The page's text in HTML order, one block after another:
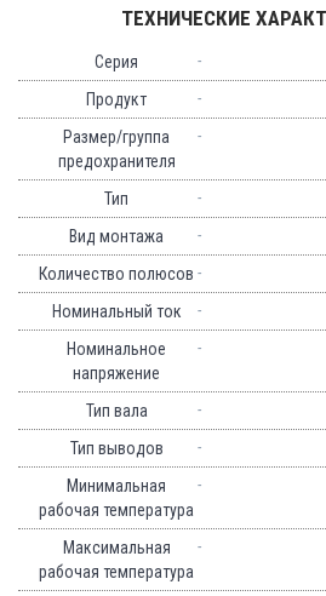
ТЕХНИЧЕСКИЕ
Серия
-
Продукт
-
Размер/группа
предохранителя
-
Тип
-
Вид монтажа
-
Количество полюсов -
Номинальный ток
-
Номинальное
напряжение
-
Тип вала
-
Тип выводов
-
Минимальная
рабочая температура
-
Максимальная
рабочая температура
-